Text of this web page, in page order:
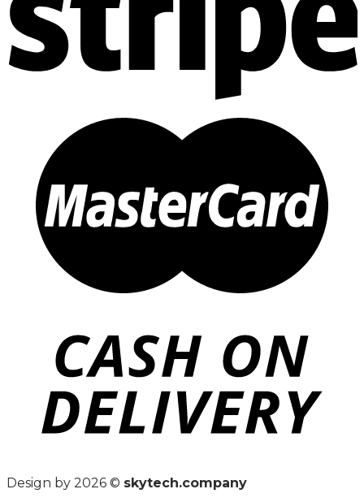
Design by 2026 © skytech.company